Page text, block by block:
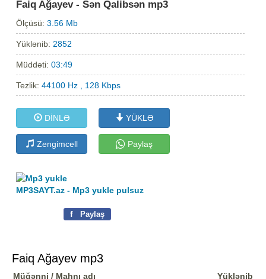
Faiq Ağayev - Sən Qalibsən mp3
Ölçüsü:3.56 Mb
Yüklənib: 2852
Müddəti:03:49
Tezlik:44100 Hz , 128 Kbps
DİNLƏ YÜKLƏ
Zengimcell Paylaş
MP3SAYT.az - Mp3 yukle pulsuz
f Paylaş
Faiq Ağayev mp3
Müğənni / Mahnı adı
Yüklənib